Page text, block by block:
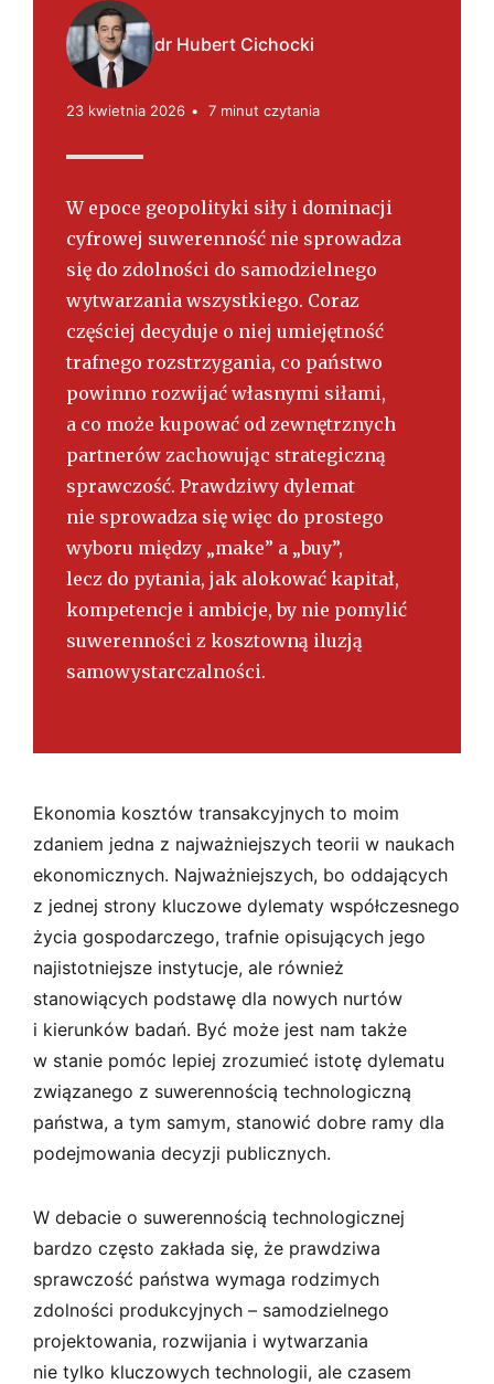
dr Hubert Cichocki
23 kwietnia 2026 7 minut czytania
W epoce geopolityki siły i dominacji
cyfrowej suwerenność nie sprowadza
się do zdolności do samodzielnego
wytwarzania wszystkiego. Coraz
częściej decyduje o niej umiejętność
trafnego rozstrzygania, co państwo
powinno rozwijać własnymi siłami,
a co może kupować od zewnętrznych
partnerów zachowując strategiczną
sprawczość. Prawdziwy dylemat
nie sprowadza się więc do prostego
wyboru między „make” a „buy”,
lecz do pytania, jak alokować kapitał,
kompetencje i ambicje, by nie pomylić
suwerenności z kosztowną iluzją
samowystarczalności.
Ekonomia kosztów transakcyjnych to moim
zdaniem jedna z najważniejszych teorii w naukach
ekonomicznych. Najważniejszych, bo oddających
z jednej strony kluczowe dylematy współczesnego
życia gospodarczego, trafnie opisujących jego
najistotniejsze instytucje, ale również
stanowiących podstawę dla nowych nurtów
i kierunków badań. Być może jest nam także
w stanie pomóc lepiej zrozumieć istotę dylematu
związanego z suwerennością technologiczną
państwa, a tym samym, stanowić dobre ramy dla
podejmowania decyzji publicznych.
W debacie o suwerennością technologicznej
bardzo często zakłada się, że prawdziwa
sprawczość państwa wymaga rodzimych
zdolności produkcyjnych – samodzielnego
projektowania, rozwijania i wytwarzania
nie tylko kluczowych technologii, ale czasem